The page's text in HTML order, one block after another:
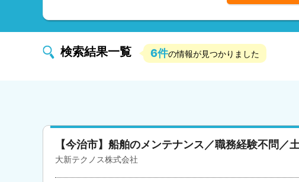
検索結果一覧 6件の情報が見つかりました
【今治市】船舶のメンテナンス／職務経験不問／
大新テクノス株式会社